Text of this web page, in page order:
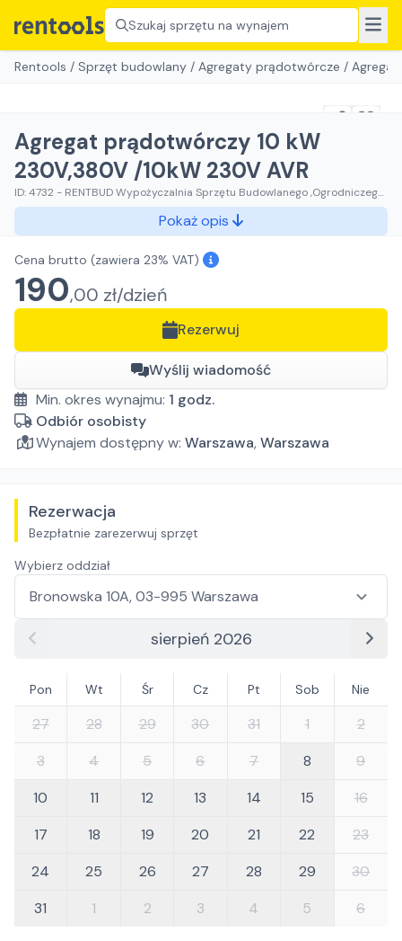
Szukaj sprzętu na wynajem
Rentools / Sprzęt budowlany / Agregaty prądotwórcze / Agregat
Agregat prądotwórczy 10 kW
230V,380V /10kW 230V AVR
ID:4732 - RENTBUD Wypożyczalnia Sprzętu Budowlanego ,Ogrodniczego
i Elektronarzędzi
Pokaż opis
Cena brutto (zawiera 23% VAT)
190,00 zł/dzień
Rezerwuj
Wyślij wiadomość
Min. okres wynajmu: 1 godz.
Odbiór osobisty
Wynajem dostępny w: Warszawa,Warszawa
Rezerwacja
Bezpłatnie zarezerwuj sprzęt
Wybierz oddział
sierpień 2026
Pon Wt Śr Cz Pt Sob Nie
27 28 29 30 31 1
2
3
4 5 6 7 8
9
10
11 12 13 14 15
16
17
18 19 20 21 22
23
24
25 26 27 28 29
30
31
1 2 3 4 5 6